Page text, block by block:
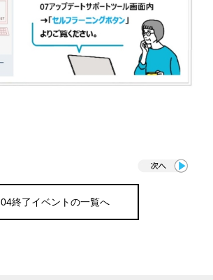
04終了イベントの一覧へ